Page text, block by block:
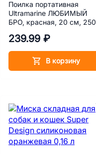
Поилка портативная
Ultramarine ЛЮБИМЫЙ
БРО, красная, 20 см, 250
239.99 ₽
В корзину